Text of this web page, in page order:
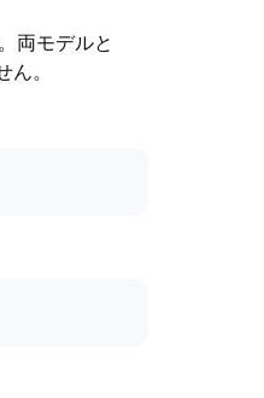
両モデルと
。